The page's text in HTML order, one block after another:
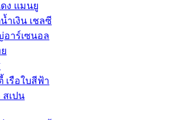
ง แมนยู
ำเงิน เชลซี
าร์เซนอล
เรือใบสีฟ้า
สเปน